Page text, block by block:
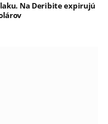
Na Deribite expirujú